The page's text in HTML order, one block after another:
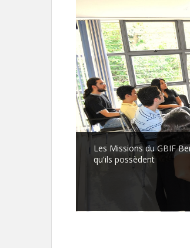
Les Missions du GBIF
qu'ils possèdent